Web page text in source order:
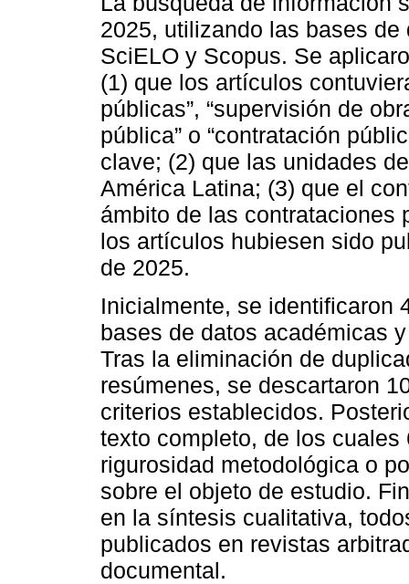
2025, utilizando las bases
SciELO y Scopus. Se
(1) que los artículos
públicas”, “supervisión de
pública” o “contratación
clave; (2) que las unidades
América Latina; (3) que el
ámbito de las contrataciones
los artículos hubiesen sido
de 2025.
Inicialmente, se identificaron
bases de datos académicas
Tras la eliminación de
resúmenes, se descartaron
criterios establecidos.
texto completo, de los
rigurosidad metodológica o
sobre el objeto de estudio.
en la síntesis cualitativa,
publicados en revistas
documental.